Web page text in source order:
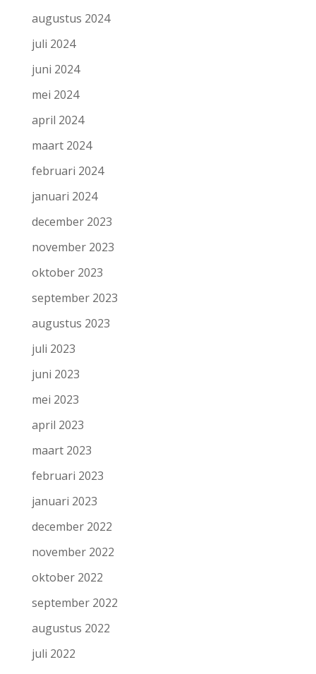
augustus 2024
juli 2024
juni 2024
mei 2024
april 2024
maart 2024
februari 2024
januari 2024
december 2023
november 2023
oktober 2023
september 2023
augustus 2023
juli 2023
juni 2023
mei 2023
april 2023
maart 2023
februari 2023
januari 2023
december 2022
november 2022
oktober 2022
september 2022
augustus 2022
juli 2022